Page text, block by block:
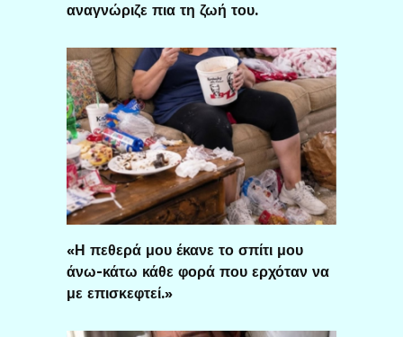
αναγνώριζε πια τη ζωή του.
«Η πεθερά μου έκανε το σπίτι μου
άνω-κάτω κάθε φορά που ερχόταν να
με επισκεφτεί.»